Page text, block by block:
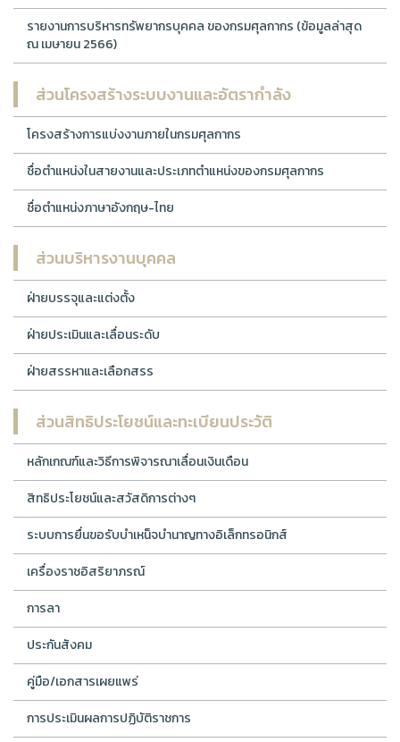
รายงานการบริหารทรัพยากรบุคคล ของกรมศุลกากร (ข้อมูลล่าสุด
ณ เมษายน 2566)
ส่วนโครงสร้างระบบงานและอัตรากำลัง
โครงสร้างการแบ่งงานภายในกรมศุลกากร
ชื่อตำแหน่งในสายงานและประเภทตำแหน่งของกรมศุลกากร
ชื่อตำแหน่งภาษาอังกฤษ-ไทย
ส่วนบริหารงานบุคคล
ฝ่ายบรรจุและแต่งตั้ง
ฝ่ายประเมินและเลื่อนระดับ
ฝ่ายสรรหาและเลือกสรร
ส่วนสิทธิประโยชน์และทะเบียนประวัติ
หลักเกณฑ์และวิธีการพิจารณาเลื่อนเงินเดือน
สิทธิประโยชน์และสวัสดิการต่างๆ
ระบบการยื่นขอรับบำเหน็จบำนาญทางอิเล็กทรอนิกส์
เครื่องราชอิสริยาภรณ์
การลา
ประกันสังคม
คู่มือ/เอกสารเผยแพร่
การประเมินผลการปฏิบัติราชการ